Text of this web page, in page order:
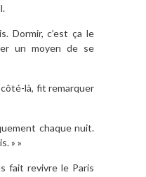
Dormir, c’est ça le
un moyen de se
là, fit remarquer
chaque nuit.
» »
fait revivre le Paris